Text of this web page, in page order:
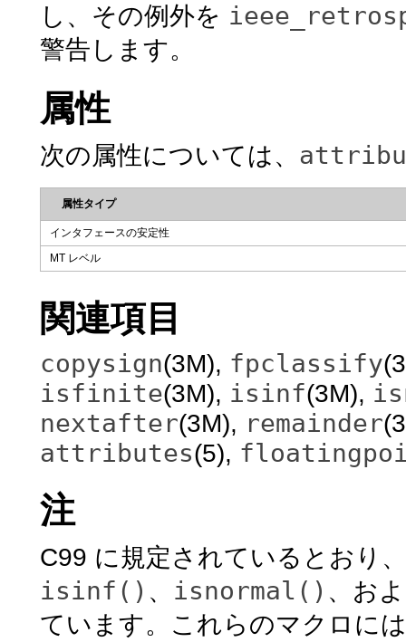
し、その例外を
警告します。
属性
次の属性については、
属性タイプ
インタフェースの安定性
MT レベル
関連項目
copysign(3M), fpclassify
isfinite(3M), isinf(3M),
nextafter(3M), remainder
attributes(5),
注
C99 に規定されているとおり、
isinf() 、 isnormal() 、お
ています。これらのマクロに